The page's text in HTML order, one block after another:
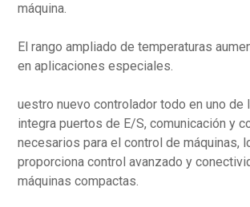
máquina.
El rango ampliado de temperaturas
en aplicaciones especiales.
uestro nuevo controlador todo en uno de
integra puertos de E/S, comunicación y
necesarios para el control de máquinas,
proporciona control avanzado y
máquinas compactas.